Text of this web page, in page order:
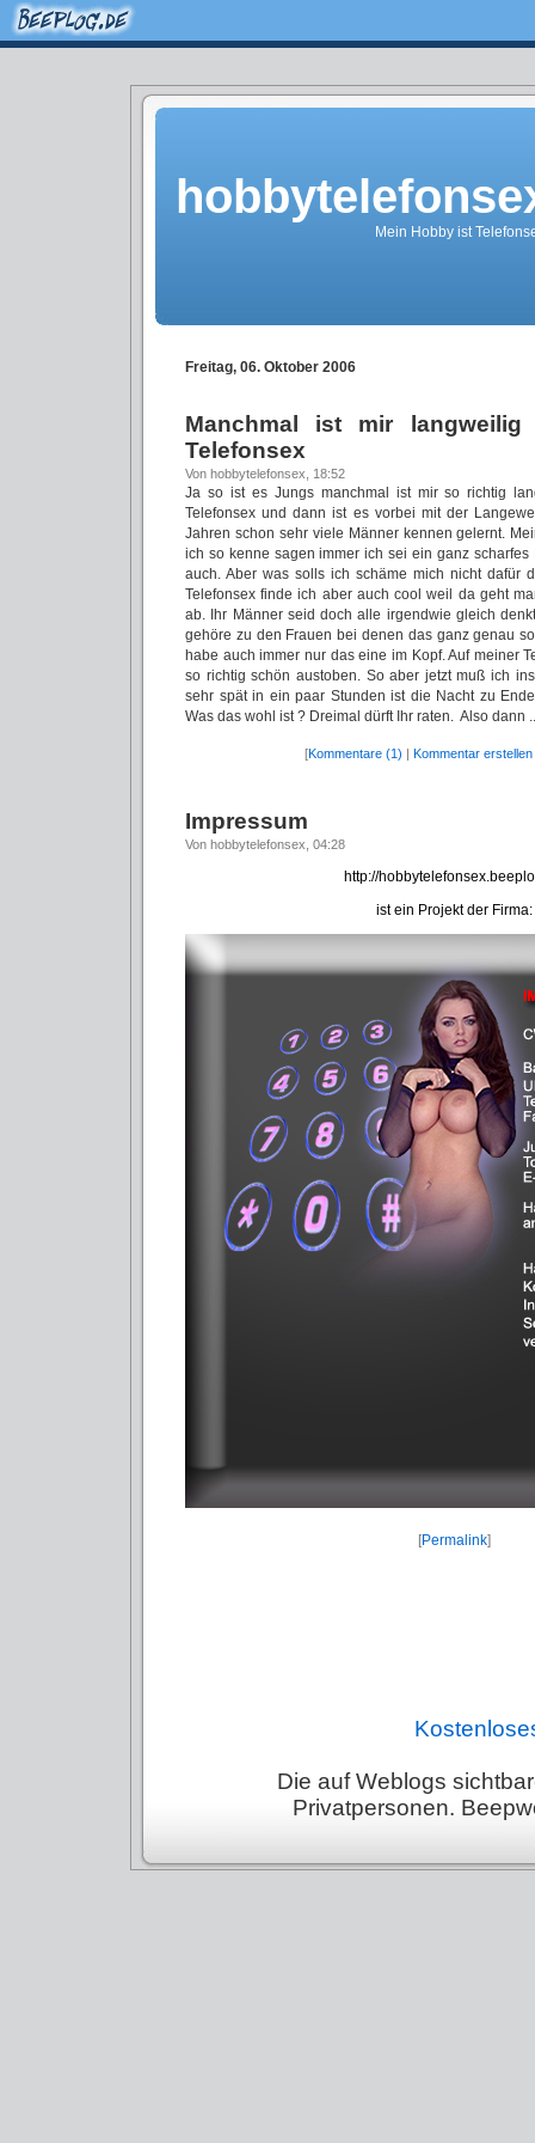
Mein Hobby ist
Freitag, 06. Oktober 2006
Manchmal ist mir
Telefonsex
Von hobbytelefonsex, 18:52
Ja so ist es Jungs manchmal ist mir so richtig
Telefonsex und dann ist es vorbei mit der
Jahren schon sehr viele Männer kennen gelernt.
ich so kenne sagen immer ich sei ein ganz scharfes
auch. Aber was solls ich schäme mich nicht dafür
Telefonsex finde ich aber auch cool weil da geht
ab. Ihr Männer seid doch alle irgendwie gleich
gehöre zu den Frauen bei denen das ganz genau
habe auch immer nur das eine im Kopf. Auf meiner
so richtig schön austoben. So aber jetzt muß ich
sehr spät in ein paar Stunden ist die Nacht zu
Was das wohl ist ? Dreimal dürft Ihr raten. Also dann
[Kommentare (1) | Kommentar erstellen
Impressum
Von hobbytelefonsex, 04:28
http://
ist ein Projekt der Firma:
[Permalink]
Die auf Weblogs
Privatpersonen.